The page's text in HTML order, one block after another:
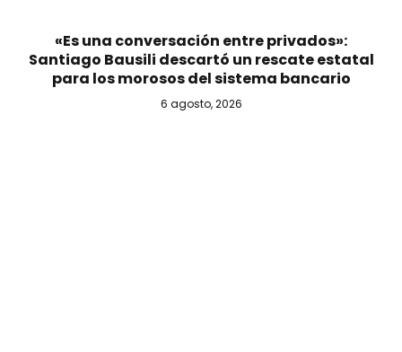
«Es una conversación entre privados»:
Santiago Bausili descartó un rescate estatal
para los morosos del sistema bancario
6 agosto, 2026